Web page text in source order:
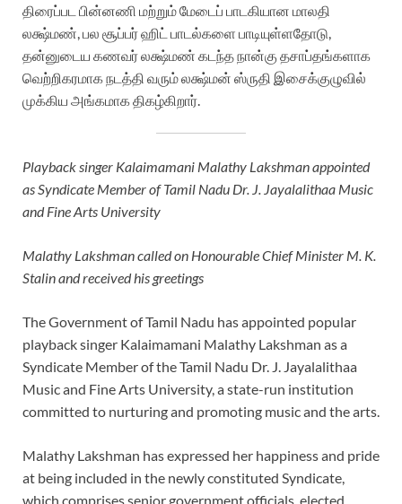
திரைப்பட பின்னணி மற்றும் மேடைப் பாடகியான மாலதி
லக்ஷ்மண், பல சூப்பர் ஹிட் பாடல்களை பாடியுள்ளதோடு,
தன்னுடைய கணவர் லக்ஷ்மண் கடந்த நான்கு தசாப்தங்களாக‌
வெற்றிகரமாக நடத்தி வரும் லக்ஷ்மன் ஸ்ருதி இசைக்குழுவில்
முக்கிய அங்கமாக திகழ்கிறார்.
Playback singer Kalaimamani Malathy Lakshman appointed
as Syndicate Member of Tamil Nadu Dr. J. Jayalalithaa Music
and Fine Arts University
Malathy Lakshman called on Honourable Chief Minister M. K.
Stalin and received his greetings
The Government of Tamil Nadu has appointed popular
playback singer Kalaimamani Malathy Lakshman as a
Syndicate Member of the Tamil Nadu Dr. J. Jayalalithaa
Music and Fine Arts University, a state-run institution
committed to nurturing and promoting music and the arts.
Malathy Lakshman has expressed her happiness and pride
at being included in the newly constituted Syndicate,
which comprises senior government officials, elected